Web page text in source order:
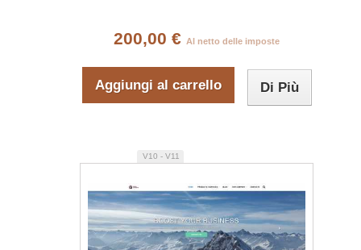
200,00 € Al netto delle imposte
Aggiungi al carrello Di Più
V10 - V11